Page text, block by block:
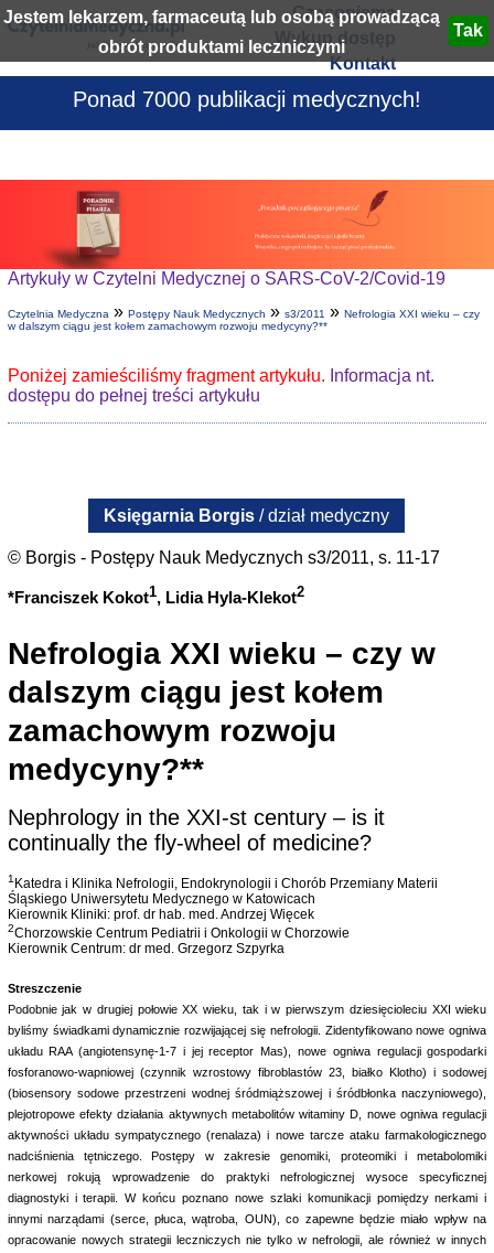
Jestem lekarzem, farmaceutą lub osobą prowadzącą
obrót produktami leczniczymi
Czasopisma
Wykup dostęp
Kontakt
Ponad 7000 publikacji medycznych!
Artykuły w Czytelni Medycznej o SARS-CoV-2/Covid-19
Czytelnia Medyczna» Postępy Nauk Medycznych » s3/2011 » Nefrologia XXI wieku – czy
w dalszym ciągu jest kołem zamachowym rozwoju medycyny?**
Poniżej zamieściliśmy fragment artykułu. Informacja nt.
dostępu do pełnej treści artykułu
Księgarnia Borgis / dział medyczny
© Borgis - Postępy Nauk Medycznych s3/2011, s. 11-17
*Franciszek Kokot1, Lidia Hyla-Klekot2
Nefrologia XXI wieku – czy w
dalszym ciągu jest kołem
zamachowym rozwoju
medycyny?**
Nephrology in the XXI-st century – is it
continually the fly-wheel of medicine?
1 Katedra i Klinika Nefrologii, Endokrynologii i Chorób Przemiany Materii
Śląskiego Uniwersytetu Medycznego w Katowicach
Kierownik Kliniki: prof. dr hab. med. Andrzej Więcek
2Chorzowskie Centrum Pediatrii i Onkologii w Chorzowie
Kierownik Centrum: dr med. Grzegorz Szpyrka
Streszczenie
Podobnie jak w drugiej połowie XX wieku, tak i w pierwszym dziesięcioleciu XXI wieku
byliśmy świadkami dynamicznie rozwijającej się nefrologii. Zidentyfikowano nowe ogniwa
układu RAA (angiotensynę-1-7 i jej receptor Mas), nowe ogniwa regulacji gospodarki
fosforanowo-wapniowej (czynnik wzrostowy fibroblastów 23, białko Klotho) i sodowej
(biosensory sodowe przestrzeni wodnej śródmiąższowej i śródbłonka naczyniowego),
plejotropowe efekty działania aktywnych metabolitów witaminy D, nowe ogniwa regulacji
aktywności układu sympatycznego (renalaza) i nowe tarcze ataku farmakologicznego
nadciśnienia tętniczego. Postępy w zakresie genomiki, proteomiki i metabolomiki
nerkowej rokują wprowadzenie do praktyki nefrologicznej wysoce specyficznej
diagnostyki i terapii. W końcu poznano nowe szlaki komunikacji pomiędzy nerkami i
innymi narządami (serce, płuca, wątroba, OUN), co zapewne będzie miało wpływ na
opracowanie nowych strategii leczniczych nie tylko w nefrologii, ale również w innych